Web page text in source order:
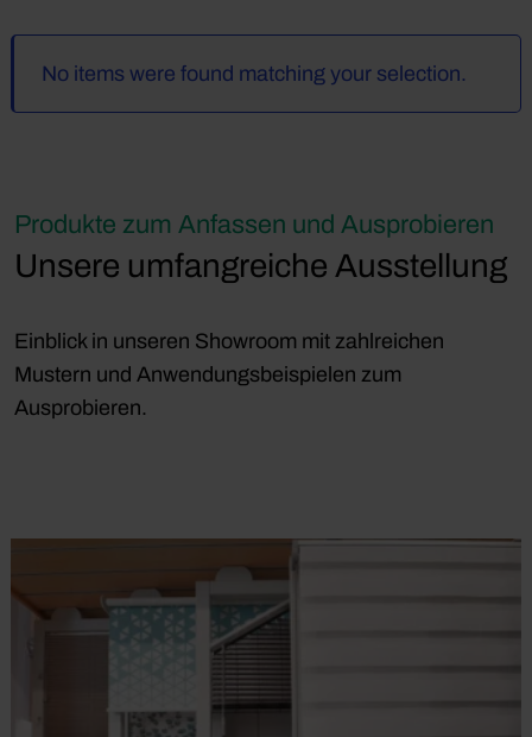
No items were found matching your selection.
Produkte zum Anfassen und Ausprobieren
Unsere umfangreiche Ausstellung
Einblick in unseren Showroom mit zahlreichen
Mustern und Anwendungsbeispielen zum
Ausprobieren.